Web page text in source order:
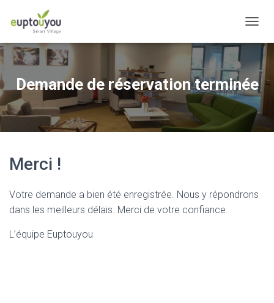
Demande de réservation terminée
Merci !
Votre demande a bien été enregistrée. Nous y répondrons
dans les meilleurs délais. Merci de votre confiance.
L’équipe Euptouyou